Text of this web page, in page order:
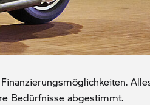
Bedürfnisse abgestimmt.